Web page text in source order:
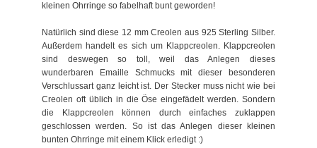
kleinen Ohrringe so fabelhaft bunt geworden!
Natürlich sind diese 12 mm Creolen aus 925 Sterling Silber.
Außerdem handelt es sich um Klappcreolen. Klappcreolen
sind deswegen so toll, weil das Anlegen dieses
wunderbaren Emaille Schmucks mit dieser besonderen
Verschlussart ganz leicht ist. Der Stecker muss nicht wie bei
Creolen oft üblich in die Öse eingefädelt werden. Sondern
die Klappcreolen können durch einfaches zuklappen
geschlossen werden. So ist das Anlegen dieser kleinen
bunten Ohrringe mit einem Klick erledigt :)